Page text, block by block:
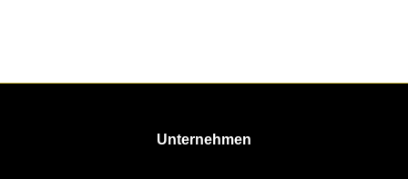
Unternehmen